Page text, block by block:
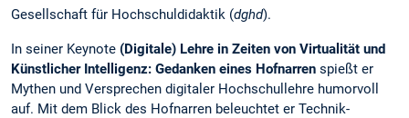
Gesellschaft für Hochschuldidaktik (dghd).
In seiner Keynote (Digitale) Lehre in Zeiten von Virtualität und
Künstlicher Intelligenz: Gedanken eines Hofnarren spießt er
Mythen und Versprechen digitaler Hochschullehre humorvoll
auf. Mit dem Blick des Hofnarren beleuchtet er Technik-